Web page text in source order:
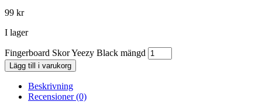
99 kr
I lager
Fingerboard Skor Yeezy Black mängd
Lägg till i varukorg
Beskrivning
Recensioner (0)